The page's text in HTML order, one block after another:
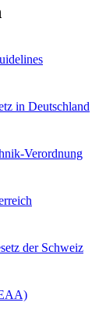
in Deutschland
Verordnung
der Schweiz